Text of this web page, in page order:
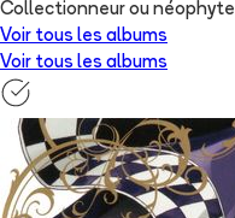
Collectionneur ou néophyte
Voir tous les albums
Voir tous les albums